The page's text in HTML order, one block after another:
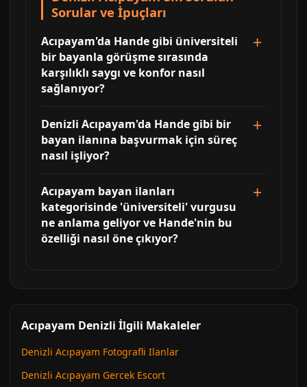
Sorular ve İpuçları
Acıpayam'da Hande gibi üniversiteli
bir bayanla görüşme sırasında
karşılıklı saygı ve konfor nasıl
sağlanıyor?
Denizli Acıpayam'da Hande gibi bir
bayan ilanına başvurmak için süreç
nasıl işliyor?
Acıpayam bayan ilanları
kategorisinde 'üniversiteli' vurgusu
ne anlama geliyor ve Hande'nin bu
özelliği nasıl öne çıkıyor?
Acıpayam Denizli İlgili Makaleler
Denizli Acıpayam Fotografli Ilanlar
Denizli Acıpayam Gercek Escort